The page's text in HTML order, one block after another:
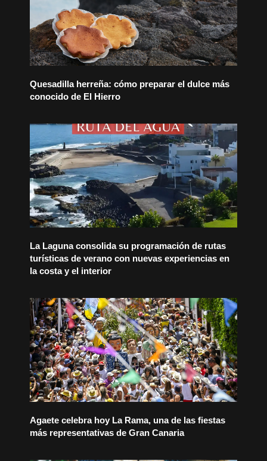
Quesadilla herreña: cómo preparar el dulce más
conocido de El Hierro
La Laguna consolida su programación de rutas
turísticas de verano con nuevas experiencias en
la costa y el interior
Agaete celebra hoy La Rama, una de las fiestas
más representativas de Gran Canaria